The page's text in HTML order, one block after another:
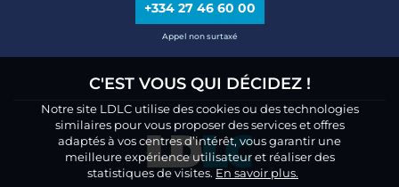
+334 27 46 60 00
Appel non surtaxé
C'EST VOUS QUI DÉCIDEZ !
Notre site LDLC utilise des cookies ou des technologies
similaires pour vous proposer des services et offres
adaptés à vos centres d’intérêt, vous garantir une
meilleure expérience utilisateur et réaliser des
statistiques de visites. En savoir plus.